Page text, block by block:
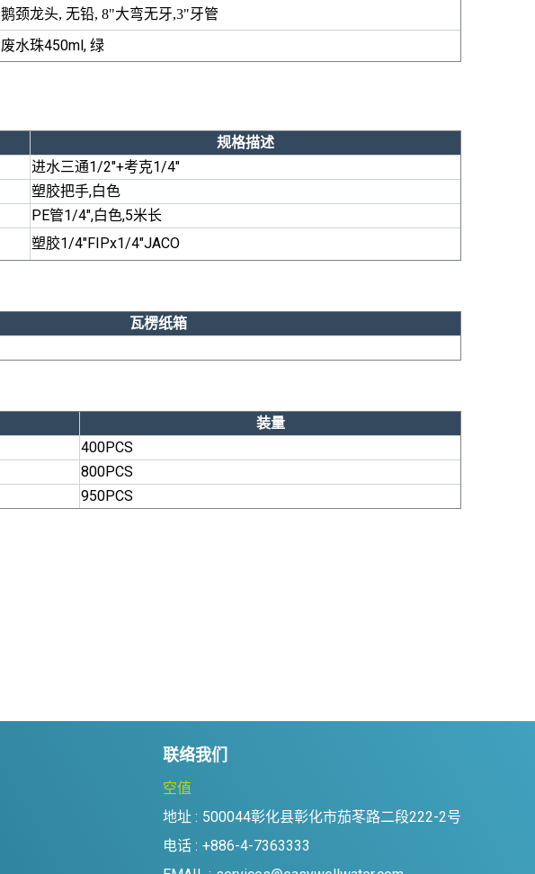
鹅颈龙头, 无铅, 8"大弯无牙,3"牙管
废水珠450ml, 绿
规格描述
进水三通1/2"+考克1/4"
塑胶把手,白色
PE管1/4",白色,5米长
塑胶1/4"FIPx1/4"JACO
瓦楞纸箱
装量
400PCS
800PCS
950PCS
联络我们
空值
地址 : 500044彰化县彰化市茄苳路二段222-2号
电话 : +886-4-7363333